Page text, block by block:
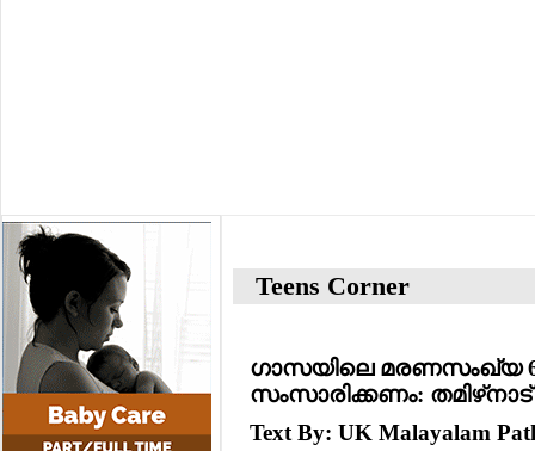
Teens Corner
ഗാസയിലെ മരണസംഖ്യ
സംസാരിക്കണം:
Text By: UK Malayalam